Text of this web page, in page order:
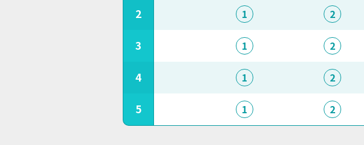
2 1 2
3 1 2
4 1 2
5 1 2